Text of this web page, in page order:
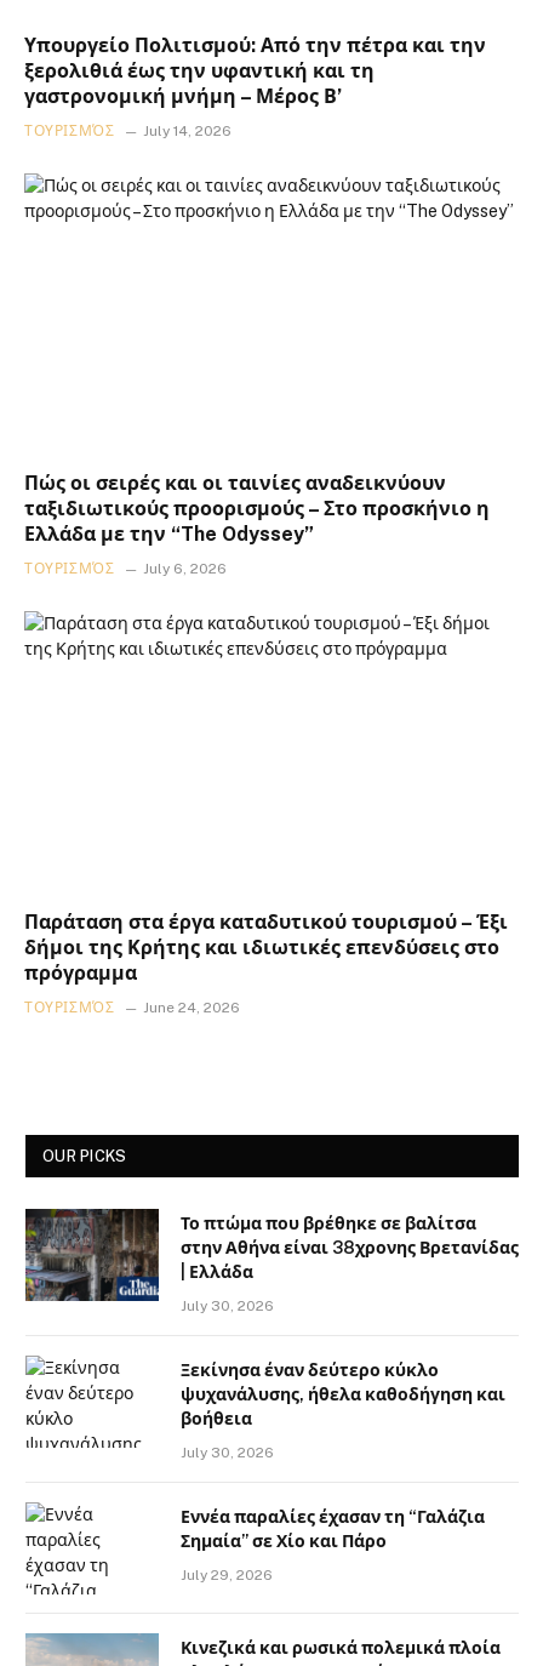
Υπουργείο Πολιτισμού: Από την πέτρα και την
ξερολιθιά έως την υφαντική και τη
γαστρονομική μνήμη – Μέρος Β’
ΤΟΥΡΙΣΜΌΣ July 14, 2026
Πώς οι σειρές και οι ταινίες αναδεικνύουν
ταξιδιωτικούς προορισμούς – Στο προσκήνιο η
Ελλάδα με την “The Odyssey”
ΤΟΥΡΙΣΜΌΣ July 6, 2026
Παράταση στα έργα καταδυτικού τουρισμού – Έξι
δήμοι της Κρήτης και ιδιωτικές επενδύσεις στο
πρόγραμμα
ΤΟΥΡΙΣΜΌΣ June 24, 2026
OUR PICKS
Το πτώμα που βρέθηκε σε βαλίτσα
στην Αθήνα είναι 38χρονης Βρετανίδας
| Ελλάδα
July 30, 2026
Ξεκίνησα έναν δεύτερο κύκλο
ψυχανάλυσης, ήθελα καθοδήγηση και
βοήθεια
July 30, 2026
Εννέα παραλίες έχασαν τη “Γαλάζια
Σημαία” σε Χίο και Πάρο
July 29, 2026
Κινεζικά και ρωσικά πολεμικά πλοία